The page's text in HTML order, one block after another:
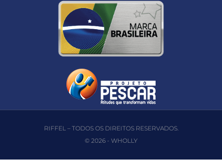
RIFFEL – TODOS OS DIREITOS RESERVADOS.
© 2026 - WHOLLY